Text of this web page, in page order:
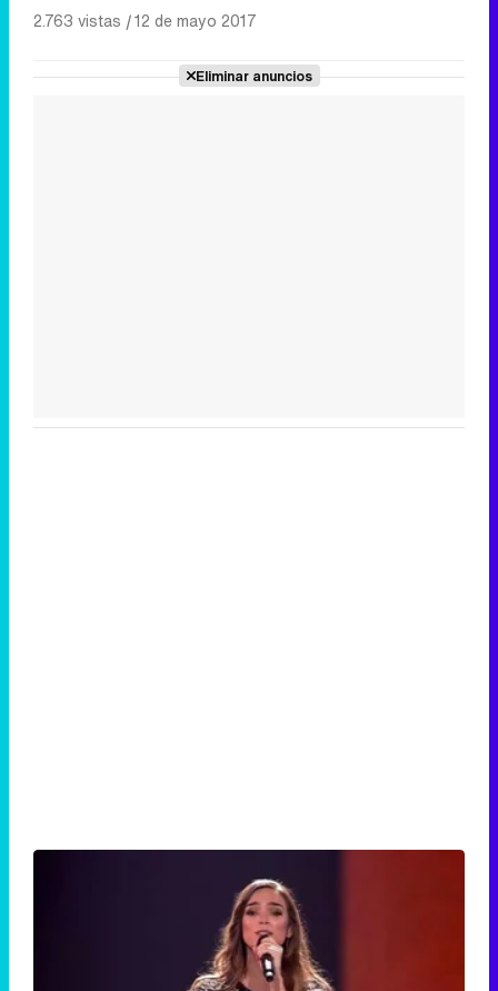
2.763 vistas |12 de mayo 2017
Eliminar anuncios